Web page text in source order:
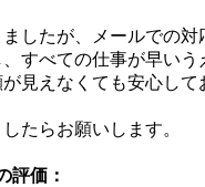
したが、メールでの対
すべての仕事が早いう
見えなくても安心して
たらお願いします。
価：